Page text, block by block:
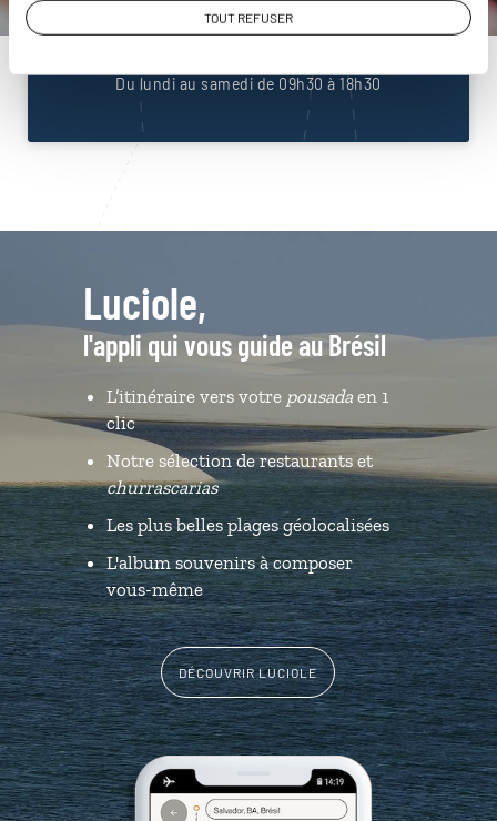
TOUT REFUSER
01 86 95 65 07
Du lundi au samedi de 09h30 à 18h30
Luciole,
l'appli qui vous guide au Brésil
L’itinéraire vers votre pousada en 1
clic
Notre sélection de restaurants et
churrascarias
Les plus belles plages géolocalisées
L'album souvenirs à composer
vous-même
DÉCOUVRIR LUCIOLE